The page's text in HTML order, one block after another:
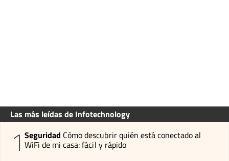
Las más leídas de Infotechnology
1 Seguridad Cómo descubrir quién está conectado al
WiFi de mi casa: fácil y rápido